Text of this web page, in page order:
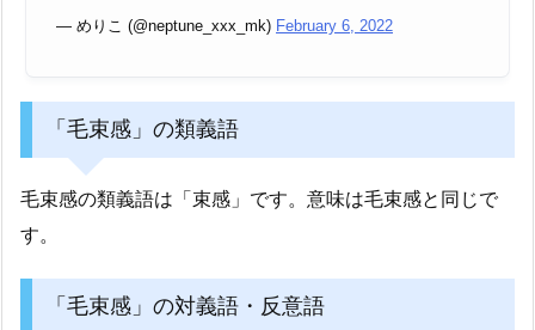
— めりこ (@neptune_xxx_mk) February 6, 2022
「毛束感」の類義語
毛束感の類義語は「束感」です。意味は毛束感と同じで
す。
「毛束感」の対義語・反意語